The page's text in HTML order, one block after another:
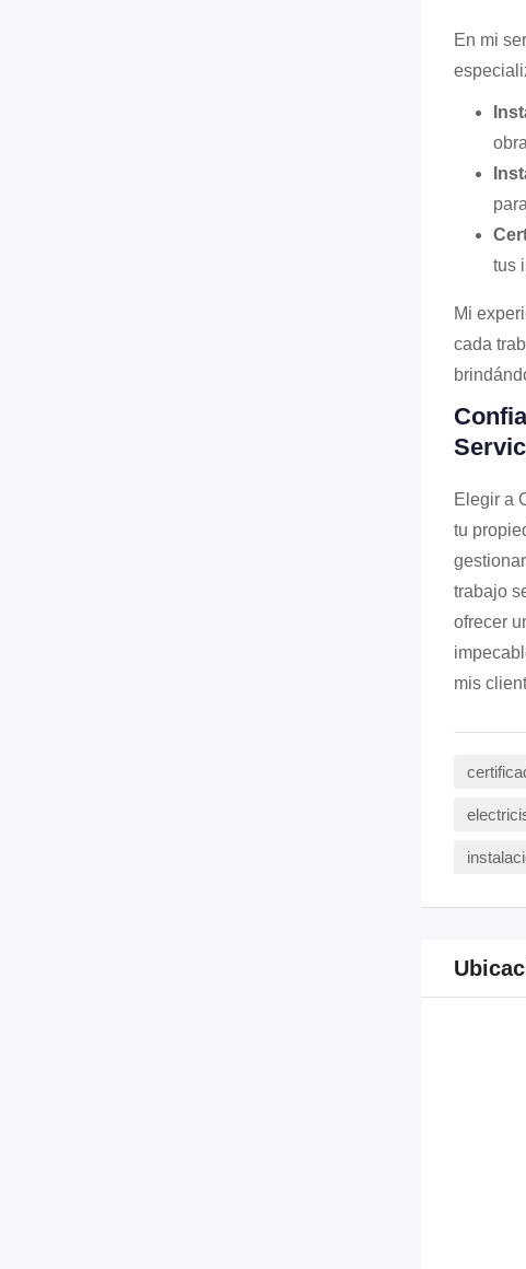
En mi
tus
Mi
cada
Elegir a
tu
gestionar
trabajo
ofrecer
mis